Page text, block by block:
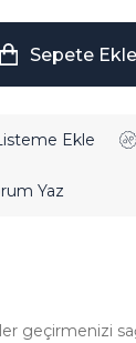
Ekle
Yaz
geçirmenizi